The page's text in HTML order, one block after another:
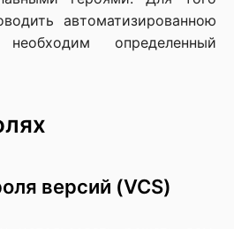
автоматизированною
определенный
версий (VCS)